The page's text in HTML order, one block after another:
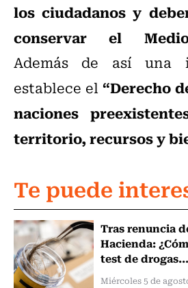
los ciudadanos y
conservar el
Además de así una
establece el“Derecho
naciones
territorio, recursos y
Te puede
Tras renuncia
Hacienda:
test de drogas...
Miércoles 5 de